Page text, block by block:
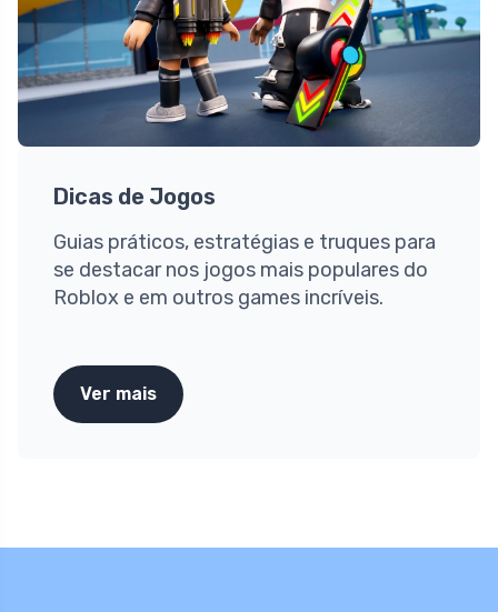
Dicas de Jogos
Guias práticos, estratégias e truques para
se destacar nos jogos mais populares do
Roblox e em outros games incríveis.
Ver mais